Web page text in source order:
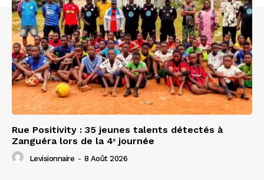
Rue Positivity : 35 jeunes talents détectés à
Zanguéra lors de la 4ᵉ journée
Levisionnaire - 8 Août 2026